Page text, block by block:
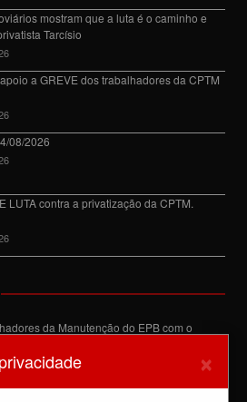
mostram que a luta é o caminho e
Tarcísio
a GREVE dos trabalhadores da CPTM
08/2026
LUTA contra a privatização da CPTM.
da Manutenção do EPB com o
mostram que a luta é o caminho e
×